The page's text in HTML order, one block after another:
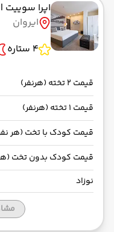
اپرا سوییت
ایروان
4 ستاره
قیمت 2 تخته (هرنفر)
قیمت 1 تخته (هرنفر)
قیمت کودک با تخت (هر
قیمت کودک بدون تخت
نوزاد